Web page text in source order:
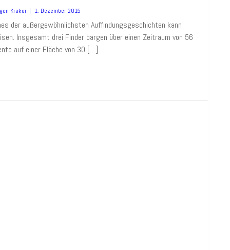
Krakor 1. Dezember 2015
der außergewöhnlichsten Auffindungsgeschichten kann
Insgesamt drei Finder bargen über einen Zeitraum von 56
auf einer Fläche von 30 […]